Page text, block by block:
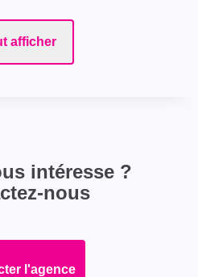
afficher
intéresse ?
nous
l'agence